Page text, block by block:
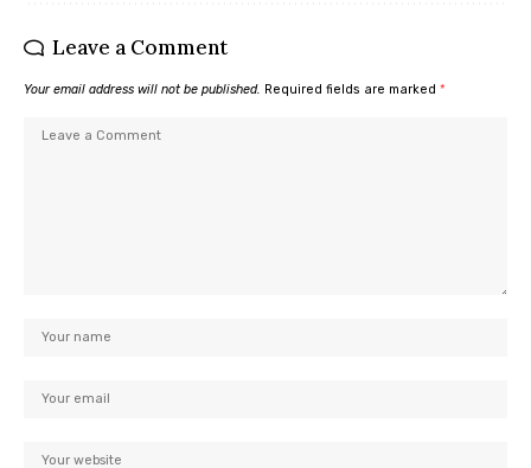
Leave a Comment
Your email address will not be published. Required fields are marked *